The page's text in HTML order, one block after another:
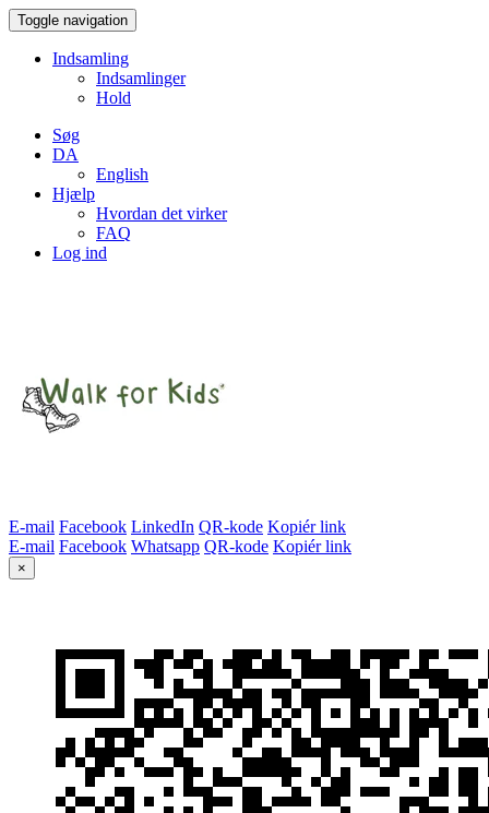
Toggle navigation
Indsamling
Indsamlinger
Hold
Søg
DA
English
Hjælp
Hvordan det virker
FAQ
Log ind
E-mail Facebook LinkedIn QR-kode Kopiér link
E-mail Facebook Whatsapp QR-kode Kopiér link
×